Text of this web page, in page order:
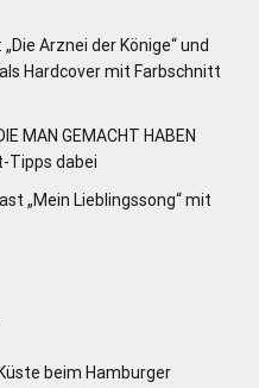
Arznei der Könige“ und
Hardcover mit Farbschnitt
MAN GEMACHT HABEN
Tipps dabei
„Mein Lieblingssong“ mit
beim Hamburger